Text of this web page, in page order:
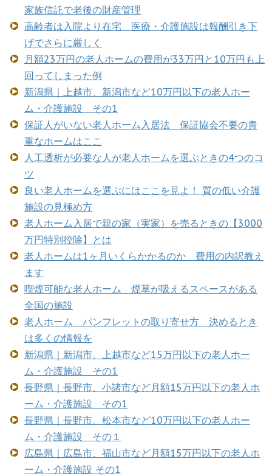
家族信託で老後の財産管理
高齢者は入院より在宅 医療・介護施設は報酬引き下
げでさらに厳しく
月額23万円の老人ホームの費用が33万円と10万円も上
回ってしまった例
新潟県｜上越市、新潟市など10万円以下の老人ホー
ム・介護施設 その1
保証人がいない老人ホーム入居法 保証協会不要の貴
重なホームはここ
人工透析が必要な人が老人ホームを選ぶときの4つのコ
ツ
良い老人ホームを選ぶにはここを見よ！ 質の低い介護
施設の見極め方
老人ホーム入居で親の家（実家）を売るときの【3000
万円特別控除】とは
老人ホームは1ヶ月いくらかかるのか 費用の内訳教え
ます
喫煙可能な老人ホーム 煙草が吸えるスペースがある
全国の施設
老人ホーム パンフレットの取り寄せ方 決めるとき
は多くの情報を
新潟県｜新潟市、上越市など15万円以下の老人ホー
ム・介護施設 その1
長野県｜長野市、小諸市など月額15万円以下の老人ホ
ーム・介護施設 その1
長野県｜長野市、松本市など10万円以下の老人ホー
ム・介護施設 その１
広島県｜広島市、福山市など月額15万円以下の老人ホ
ーム・介護施設 その1